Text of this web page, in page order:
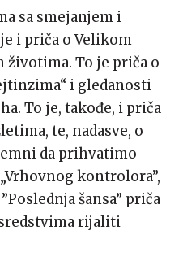
sa smejanjem i
i priča o Velikom
To je priča o
i gledanosti
To je, takođe, i priča
te, nadasve, o
da prihvatimo
kontrolora”,
šansa” priča
rijaliti